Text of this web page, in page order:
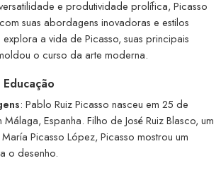
e produtividade prolífica, Picasso
suas abordagens inovadoras e estilos
a vida de Picasso, suas principais
o curso da arte moderna.
: Pablo Ruiz Picasso nasceu em 25 de
Espanha. Filho de José Ruiz Blasco, um
Picasso López, Picasso mostrou um
o desenho.